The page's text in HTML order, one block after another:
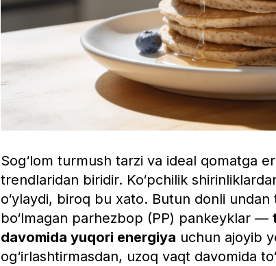
Sog‘lom turmush tarzi va ideal qomatga
trendlaridan biridir. Ko‘pchilik
o‘ylaydi, biroq bu xato. Butun donli
bo‘lmagan parhezbop (PP) pankeyklar —
davomida yuqori energiya uchun ajoyib
og‘irlashtirmasdan, uzoq vaqt davomida